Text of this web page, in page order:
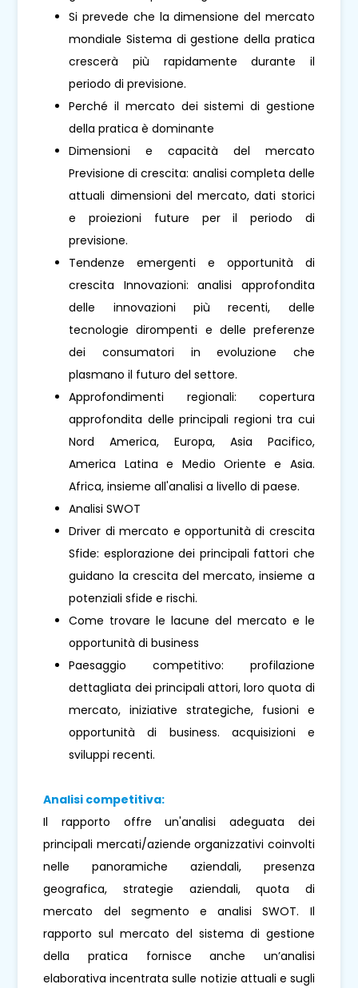
Si prevede che la dimensione del mercato
mondiale Sistema di gestione della pratica
crescerà più rapidamente durante il
periodo di previsione.
Perché il mercato dei sistemi di gestione
della pratica è dominante
Dimensioni e capacità del mercato
Previsione di crescita: analisi completa delle
attuali dimensioni del mercato, dati storici
e proiezioni future per il periodo di
previsione.
Tendenze emergenti e opportunità di
crescita Innovazioni: analisi approfondita
delle innovazioni più recenti, delle
tecnologie dirompenti e delle preferenze
dei consumatori in evoluzione che
plasmano il futuro del settore.
Approfondimenti regionali: copertura
approfondita delle principali regioni tra cui
Nord America, Europa, Asia Pacifico,
America Latina e Medio Oriente e Asia.
Africa, insieme all'analisi a livello di paese.
Analisi SWOT
Driver di mercato e opportunità di crescita
Sfide: esplorazione dei principali fattori che
guidano la crescita del mercato, insieme a
potenziali sfide e rischi.
Come trovare le lacune del mercato e le
opportunità di business
Paesaggio competitivo: profilazione
dettagliata dei principali attori, loro quota di
mercato, iniziative strategiche, fusioni e
opportunità di business. acquisizioni e
sviluppi recenti.
Analisi competitiva:
Il rapporto offre un'analisi adeguata dei
principali mercati/aziende organizzativi coinvolti
nelle panoramiche aziendali, presenza
geografica, strategie aziendali, quota di
mercato del segmento e analisi SWOT. Il
rapporto sul mercato del sistema di gestione
della pratica fornisce anche un’analisi
elaborativa incentrata sulle notizie attuali e sugli